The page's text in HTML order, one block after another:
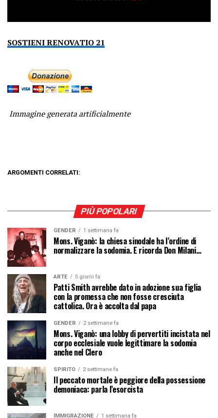
SOSTIENI RENOVATIO 21
Immagine generata artificialmente
ARGOMENTI CORRELATI:
PIÙ POPOLARI
GENDER 1 settimana fa
Mons. Viganò: la chiesa sinodale ha l’ordine di
normalizzare la sodomia. E ricorda Don Milani…
ARTE 5 giorni fa
Patti Smith avrebbe dato in adozione sua figlia
con la promessa che non fosse cresciuta
cattolica. Ora è accolta dal papa
GENDER 2 settimane fa
Mons. Viganò: una lobby di pervertiti incistata nel
corpo ecclesiale vuole legittimare la sodomia
anche nel Clero
SPIRITO 2 settimane fa
Il peccato mortale è peggiore della possessione
demoniaca: parla l’esorcista
IMMIGRAZIONE 1 settimana fa